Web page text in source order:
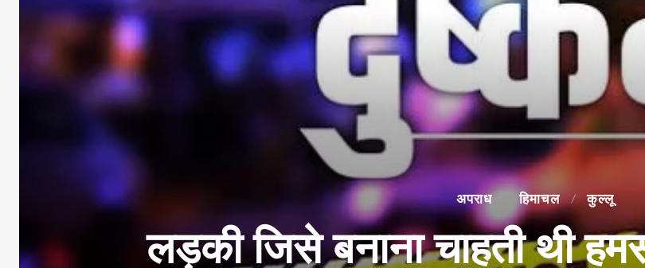
अपराध हिमाचल कुल्लू
लड़की जिसे बनाना चाहती थी